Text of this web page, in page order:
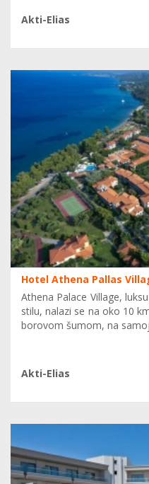
Akti-Elias
Hotel Athena Pallas
Athena Palace Village,
stilu, nalazi se na oko 10
borovom šumom, na
Akti-Elias